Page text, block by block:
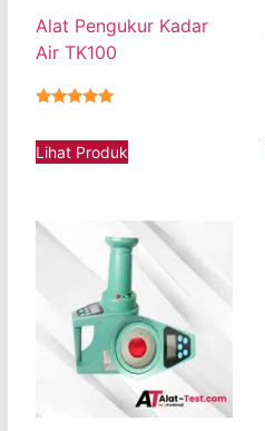
Alat Pengukur Kadar
Air TK100
Lihat Produk